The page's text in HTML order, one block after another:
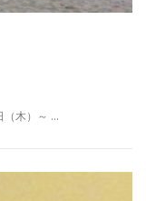
（木）～ …